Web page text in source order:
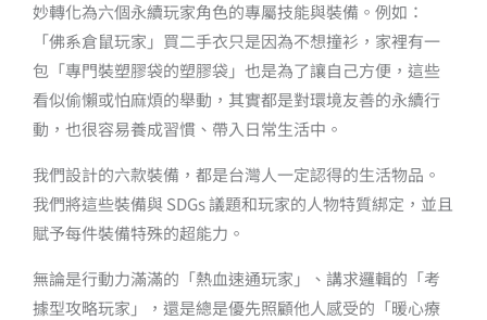
妙轉化為六個永續玩家角色的專屬技能與裝備。例如：
「佛系倉鼠玩家」買二手衣只是因為不想撞衫，家裡有一
包「專門裝塑膠袋的塑膠袋」也是為了讓自己方便，這些
看似偷懶或怕麻煩的舉動，其實都是對環境友善的永續行
動，也很容易養成習慣、帶入日常生活中。
我們設計的六款裝備，都是台灣人一定認得的生活物品。
我們將這些裝備與 SDGs 議題和玩家的人物特質綁定，並且
賦予每件裝備特殊的超能力。
無論是行動力滿滿的「熱血速通玩家」、講求邏輯的「考
據型攻略玩家」，還是總是優先照顧他人感受的「暖心療